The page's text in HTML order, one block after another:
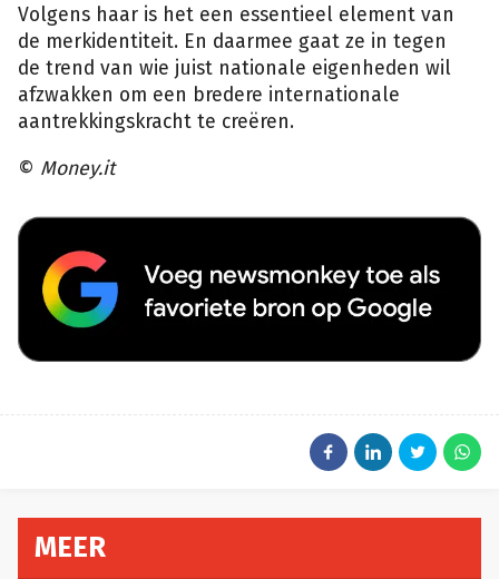
Volgens haar is het een essentieel element van
de merkidentiteit. En daarmee gaat ze in tegen
de trend van wie juist nationale eigenheden wil
afzwakken om een bredere internationale
aantrekkingskracht te creëren.
© Money.it
MEER